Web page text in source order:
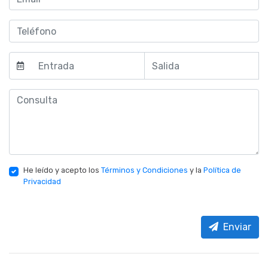
He leído y acepto los Términos y Condiciones y la Política de
Privacidad
Enviar